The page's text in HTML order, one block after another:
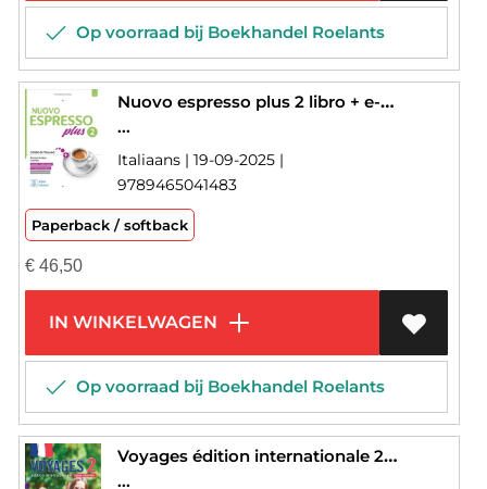
Op voorraad bij Boekhandel Roelants
Nuovo espresso plus 2 libro + e-book interattivo
...
Italiaans | 19-09-2025 |
9789465041483
Paperback / softback
€46,50
IN WINKELWAGEN
Op voorraad bij Boekhandel Roelants
Voyages édition internationale 2 cahier d'activités
...